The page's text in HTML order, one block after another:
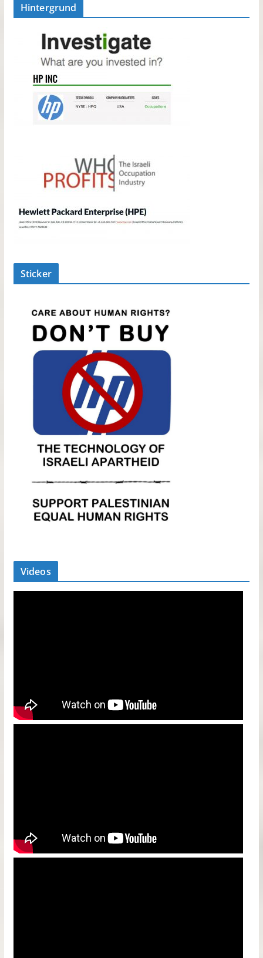
Hintergrund
Sticker
Videos